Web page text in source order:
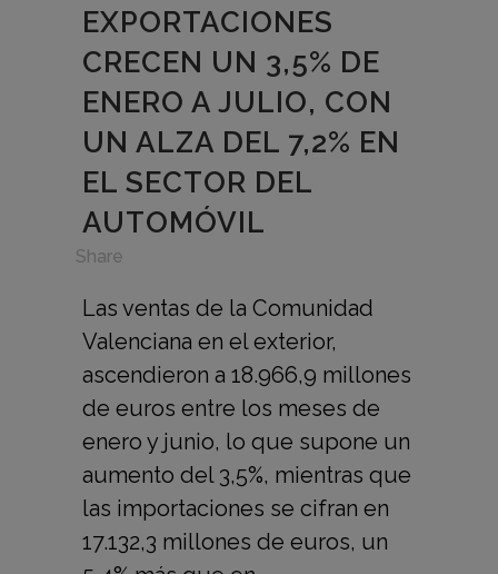
EXPORTACIONES
CRECEN UN 3,5% DE
ENERO A JULIO, CON
UN ALZA DEL 7,2% EN
EL SECTOR DEL
AUTOMÓVIL
Share
Las ventas de la Comunidad
Valenciana en el exterior,
ascendieron a 18.966,9 millones
de euros entre los meses de
enero y junio, lo que supone un
aumento del 3,5%, mientras que
las importaciones se cifran en
17.132,3 millones de euros, un